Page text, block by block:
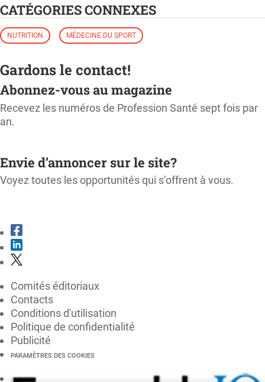
CATÉGORIES CONNEXES
NUTRITION MÉDECINE DU SPORT
Gardons le contact!
Abonnez-vous au magazine
Recevez les numéros de Profession Santé sept fois par
an.
Envie d’annoncer sur le site?
Voyez toutes les opportunités qui s’offrent à vous.
Comités éditoriaux
Contacts
Conditions d'utilisation
Politique de confidentialité
Publicité
PARAMÈTRES DES COOKIES